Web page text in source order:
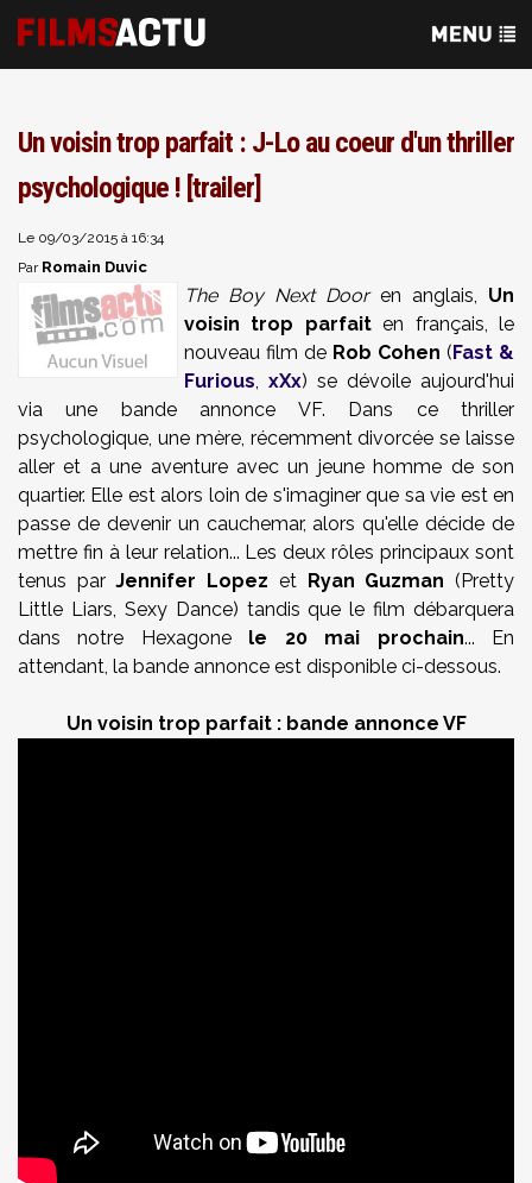
Un voisin trop parfait : J-Lo au coeur d'un thriller
psychologique ! [trailer]
Le 09/03/2015 à 16:34
Par Romain Duvic
The Boy Next Dooren anglais, Un
voisin trop parfaiten français, le
nouveau film de Rob Cohen (Fast &
Furious, xXx) se dévoile aujourd'hui
via une bande annonce VF. Dans ce thriller
psychologique, une mère, récemment divorcée se laisse
aller et a une aventure avec un jeune homme de son
quartier. Elle est alors loin de s'imaginer que sa vie est en
passe de devenir un cauchemar, alors qu'elle décide de
mettre fin à leur relation... Les deux rôles principaux sont
tenus parJennifer Lopez et Ryan Guzman (Pretty
Little Liars, Sexy Dance) tandis que le film débarquera
dans notre Hexagone le 20 mai prochain... En
attendant, la bande annonce est disponible ci-dessous.
Un voisin trop parfait : bande annonce VF